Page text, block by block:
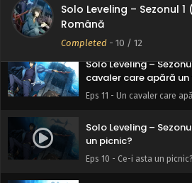
Solo Leveling – Sezonul
Română
Completed - 10 / 12
Solo Leveling –
Eps 12 - Ridică-te - 30
Solo Leveling –
cavaler care apără
Eps 11 - Un cavaler care
Solo Leveling –
un picnic?
Eps 10 - Ce-i asta un